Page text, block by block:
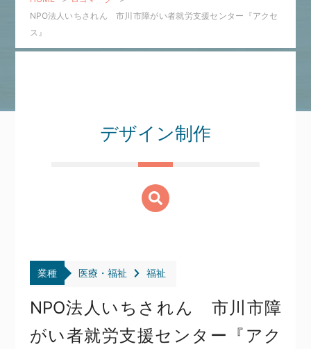
NPO法人いちされん 市川市障がい者就労支援センター『アクセ
ス』
デザイン制作
業種 医療・福祉 福祉
NPO法人いちされん 市川市障
がい者就労支援センター『アク